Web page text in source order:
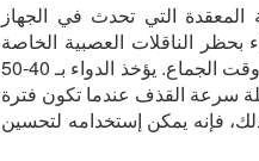
المعقدة التي تحدث في الجهاز
الناقلات العصبية الخاصة
بالسيروتونين. ولهذا السبب، يبطئ نقله إلى الدماغ. وهذا ما يؤخر القذف ويطيل وقت الجماع. يؤخذ الدواء بـ 40-50
أثناء وجود مشكلة سرعة القذف عندما تكون فترة
فإنه يمكن إستخدامه لتحسين